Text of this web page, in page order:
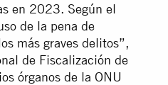
en 2023. Según el
de la pena de
más graves delitos”,
de Fiscalización de
órganos de la ONU